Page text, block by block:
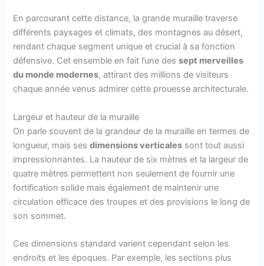
En parcourant cette distance, la grande muraille traverse
différents paysages et climats, des montagnes au désert,
rendant chaque segment unique et crucial à sa fonction
défensive. Cet ensemble en fait l’une dessept merveilles
du monde modernes, attirant des millions de visiteurs
chaque année venus admirer cette prouesse architecturale.
Largeur et hauteur de la muraille
On parle souvent de la grandeur de la muraille en termes de
longueur, mais sesdimensions verticales sont tout aussi
impressionnantes. La hauteur de six mètres et la largeur de
quatre mètres permettent non seulement de fournir une
fortification solide mais également de maintenir une
circulation efficace des troupes et des provisions le long de
son sommet.
Ces dimensions standard varient cependant selon les
endroits et les époques. Par exemple, les sections plus